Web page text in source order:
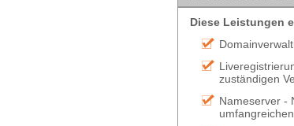
Diese Leistungen
zuständigen
Nameserver -